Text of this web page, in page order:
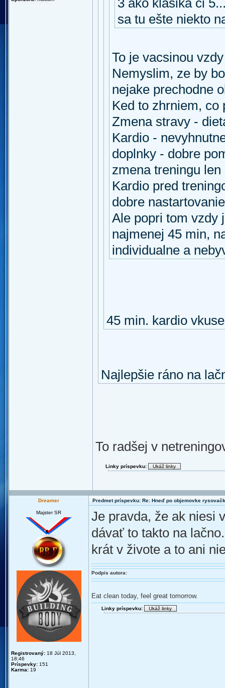
3 ako klasika či
sa tu ešte niekto
To je vacsinou
Nemyslim, ze by
nejake prechodne
Ked to zhrniem, co
Zmena stravy -
Kardio -
doplnky - dobre
zmena treningu
Kardio pred
dobre
Ale popri tom vzdy
najmenej 45 min,
individualne a
45 min. kardio
Najlepšie ráno na
To radšej v
Linky príspevku:
Dreamer Predmet príspevku: Re: Hneď po objemovke
Majster SR
Registrovaný: 18 Júl 2013,
18:46
Príspevky: 151
Karma: 19
Je pravda, že ak niesi
dávať to takto na
krát v živote a to ani
Podpis autora:
Eat clean today, feel great tomorrow.
Linky príspevku: